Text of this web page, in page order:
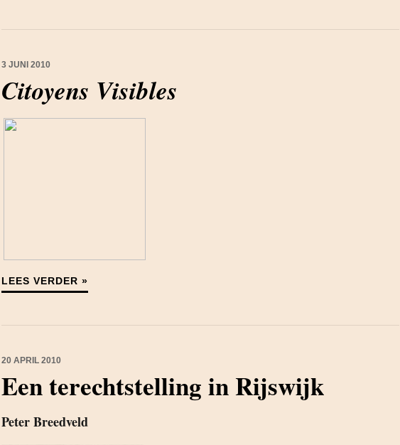
3 JUNI 2010
Citoyens Visibles
LEES VERDER »
20 APRIL 2010
Een terechtstelling in Rijswijk
Peter Breedveld